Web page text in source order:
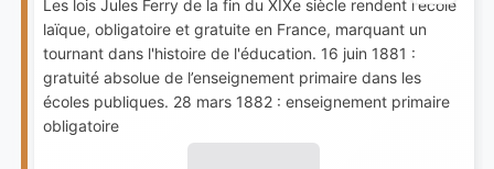
Les lois Jules Ferry de la fin du XIXe siècle rendent l'école
laïque, obligatoire et gratuite en France, marquant un
tournant dans l'histoire de l'éducation. 16 juin 1881 :
gratuité absolue de l’enseignement primaire dans les
écoles publiques. 28 mars 1882 : enseignement primaire
obligatoire